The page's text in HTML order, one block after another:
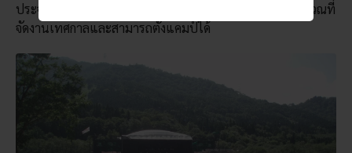
ประจำทางเดินทางโดยตรงจากเมืองที่สำคัญต่างๆ ไปยังบริเวณที่
จัดงานเทศกาลและสามารถตั้งแคมป์ได้